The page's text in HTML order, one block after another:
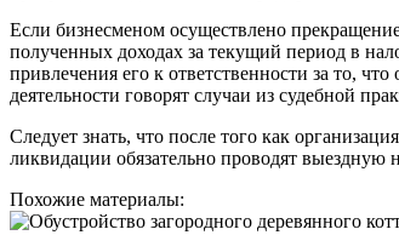
Если бизнесменом осуществлено
полученных доходах за текущий период в
привлечения его к ответственности за то,
деятельности говорят случаи из судебной
Следует знать, что после того как
ликвидации обязательно проводят выездную
Похожие материалы: